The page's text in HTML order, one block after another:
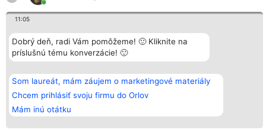
11:05
Dobrý deň, radi Vám pomôžeme! 🙂 Kliknite na
príslušnú tému konverzácie! 🙂
Som laureát, mám záujem o marketingové materiály
Chcem prihlásiť svoju firmu do Orlov
Mám inú otátku
Organizátor hodnotenia
Bright Side Solutions sp. z o.
o. sp. k.
Wrocław 50-079
KRS 0000749100 | Regon
381313360 | NIP 8943132676
Laureáti
Laureatów
Podmienky
Obchodné
Zásady
ochrany
osobných
údajov
Kontakt